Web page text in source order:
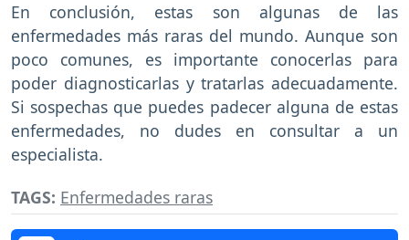
En conclusión, estas son algunas de las
enfermedades más raras del mundo. Aunque son
poco comunes, es importante conocerlas para
poder diagnosticarlas y tratarlas adecuadamente.
Si sospechas que puedes padecer alguna de estas
enfermedades, no dudes en consultar a un
especialista.
TAGS: Enfermedades raras